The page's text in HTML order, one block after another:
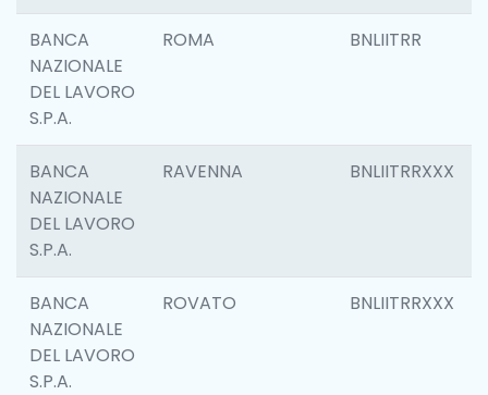
BANCA
NAZIONALE
DEL LAVORO
S.P.A.
ROMA BNLIITRR
BANCA
NAZIONALE
DEL LAVORO
S.P.A.
RAVENNA BNLIITRRXXX
BANCA
NAZIONALE
DEL LAVORO
S.P.A.
ROVATO BNLIITRRXXX